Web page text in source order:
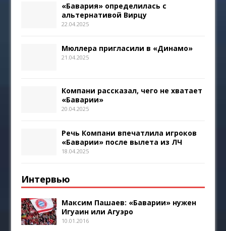
«Бавария» определилась с
альтернативой Вирцу
22.04.2025
Мюллера пригласили в «Динамо»
21.04.2025
Компани рассказал, чего не хватает
«Баварии»
20.04.2025
Речь Компани впечатлила игроков
«Баварии» после вылета из ЛЧ
18.04.2025
Интервью
Максим Пашаев: «Баварии» нужен
Игуаин или Агуэро
10.01.2016